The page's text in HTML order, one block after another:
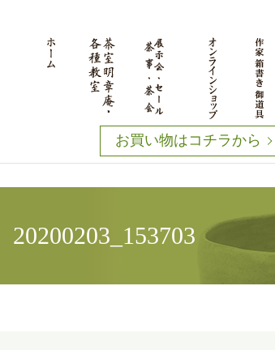
お買い物はコチラから
20200203_153703